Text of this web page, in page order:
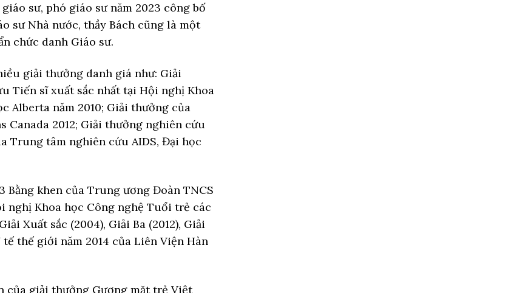
sư, phó giáo sư năm 2023 công bố
sư Nhà nước, thầy Bách cũng là một
chức danh Giáo sư.
giải thưởng danh giá như: Giải
Tiến sĩ xuất sắc nhất tại Hội nghị Khoa
Alberta năm 2010; Giải thưởng của
2012; Giải thưởng nghiên cứu
Trung tâm nghiên cứu AIDS, Đại học
Bằng khen của Trung ương Đoàn TNCS
Khoa học Công nghệ Tuổi trẻ các
Xuất sắc (2004), Giải Ba (2012), Giải
thế giới năm 2014 của Liên Viện Hàn
của giải thưởng Gương mặt trẻ Việt